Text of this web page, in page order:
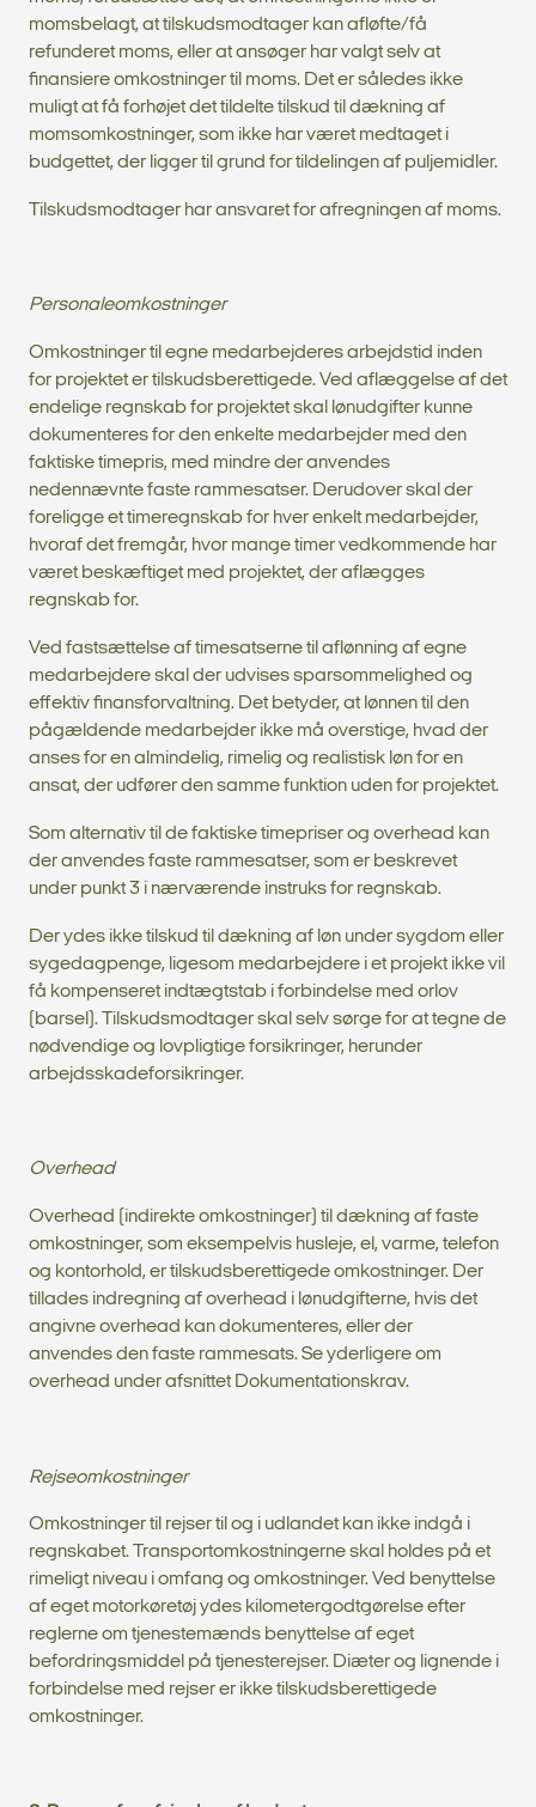
momsbelagt, at tilskudsmodtager kan afløfte/få
refunderet moms, eller at ansøger har valgt selv at
finansiere omkostninger til moms. Det er således ikke
muligt at få forhøjet det tildelte tilskud til dækning af
momsomkostninger, som ikke har været medtaget i
budgettet, der ligger til grund for tildelingen af puljemidler.
Tilskudsmodtager har ansvaret for afregningen af moms.
Personaleomkostninger
Omkostninger til egne medarbejderes arbejdstid inden
for projektet er tilskudsberettigede. Ved aflæggelse af det
endelige regnskab for projektet skal lønudgifter kunne
dokumenteres for den enkelte medarbejder med den
faktiske timepris, med mindre der anvendes
nedennævnte faste rammesatser. Derudover skal der
foreligge et timeregnskab for hver enkelt medarbejder,
hvoraf det fremgår, hvor mange timer vedkommende har
været beskæftiget med projektet, der aflægges
regnskab for.
Ved fastsættelse af timesatserne til aflønning af egne
medarbejdere skal der udvises sparsommelighed og
effektiv finansforvaltning. Det betyder, at lønnen til den
pågældende medarbejder ikke må overstige, hvad der
anses for en almindelig, rimelig og realistisk løn for en
ansat, der udfører den samme funktion uden for projektet.
Som alternativ til de faktiske timepriser og overhead kan
der anvendes faste rammesatser, som er beskrevet
under punkt 3 i nærværende instruks for regnskab.
Der ydes ikke tilskud til dækning af løn under sygdom eller
sygedagpenge, ligesom medarbejdere i et projekt ikke vil
få kompenseret indtægtstab i forbindelse med orlov
(barsel). Tilskudsmodtager skal selv sørge for at tegne de
nødvendige og lovpligtige forsikringer, herunder
arbejdsskadeforsikringer.
Overhead
Overhead (indirekte omkostninger) til dækning af faste
omkostninger, som eksempelvis husleje, el, varme, telefon
og kontorhold, er tilskudsberettigede omkostninger. Der
tillades indregning af overhead i lønudgifterne, hvis det
angivne overhead kan dokumenteres, eller der
anvendes den faste rammesats. Se yderligere om
overhead under afsnittet Dokumentationskrav.
Rejseomkostninger
Omkostninger til rejser til og i udlandet kan ikke indgå i
regnskabet. Transportomkostningerne skal holdes på et
rimeligt niveau i omfang og omkostninger. Ved benyttelse
af eget motorkøretøj ydes kilometergodtgørelse efter
reglerne om tjenestemænds benyttelse af eget
befordringsmiddel på tjenesterejser. Diæter og lignende i
forbindelse med rejser er ikke tilskudsberettigede
omkostninger.